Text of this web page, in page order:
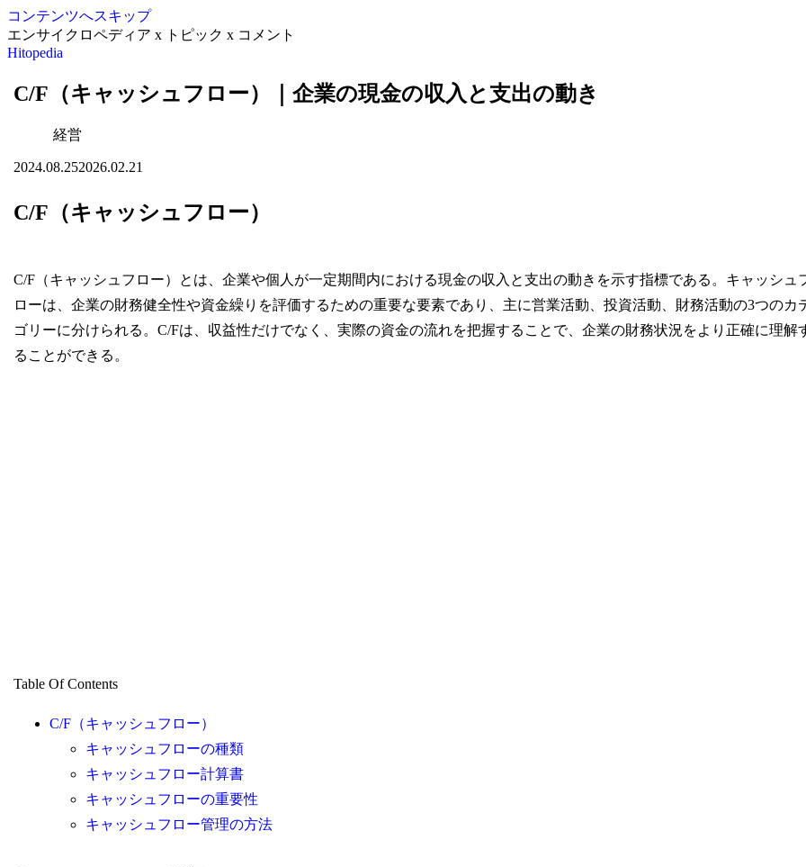
コンテンツへスキップ
エンサイクロペディア x トピック x コメント
Hitopedia
C/F（キャッシュフロー）｜企業の現金の収入と支出の動き
経営
2024.08.252026.02.21
C/F（キャッシュフロー）
C/F（キャッシュフロー）とは、企業や個人が一定期間内における現金の収入と支出の動きを示す指標である。キャッシュ
ローは、企業の財務健全性や資金繰りを評価するための重要な要素であり、主に営業活動、投資活動、財務活動の3つのカ
ゴリーに分けられる。C/Fは、収益性だけでなく、実際の資金の流れを把握することで、企業の財務状況をより正確に理解
ることができる。
Table Of Contents
C/F（キャッシュフロー）
キャッシュフローの種類
キャッシュフロー計算書
キャッシュフローの重要性
キャッシュフロー管理の方法